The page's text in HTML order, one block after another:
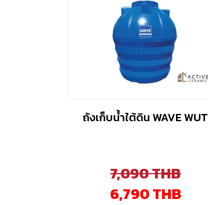
ถังเก็บน้ำใต้ดิน WAVE WUT
7,090THB
6,790THB